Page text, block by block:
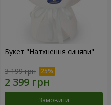
Букет "Натхнення синяви"
3 199 грн
Замовити